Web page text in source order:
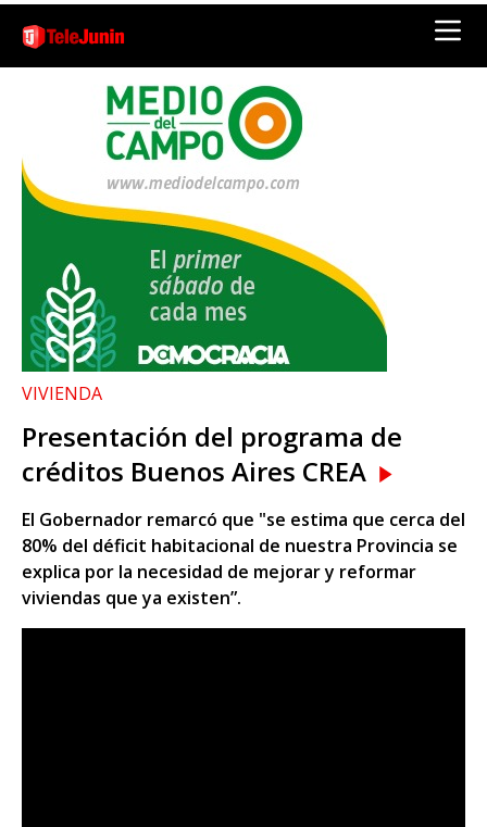
VIVIENDA
Presentación del programa de
créditos Buenos Aires CREA
El Gobernador remarcó que "se estima que cerca del
80% del déficit habitacional de nuestra Provincia se
explica por la necesidad de mejorar y reformar
viviendas que ya existen”.